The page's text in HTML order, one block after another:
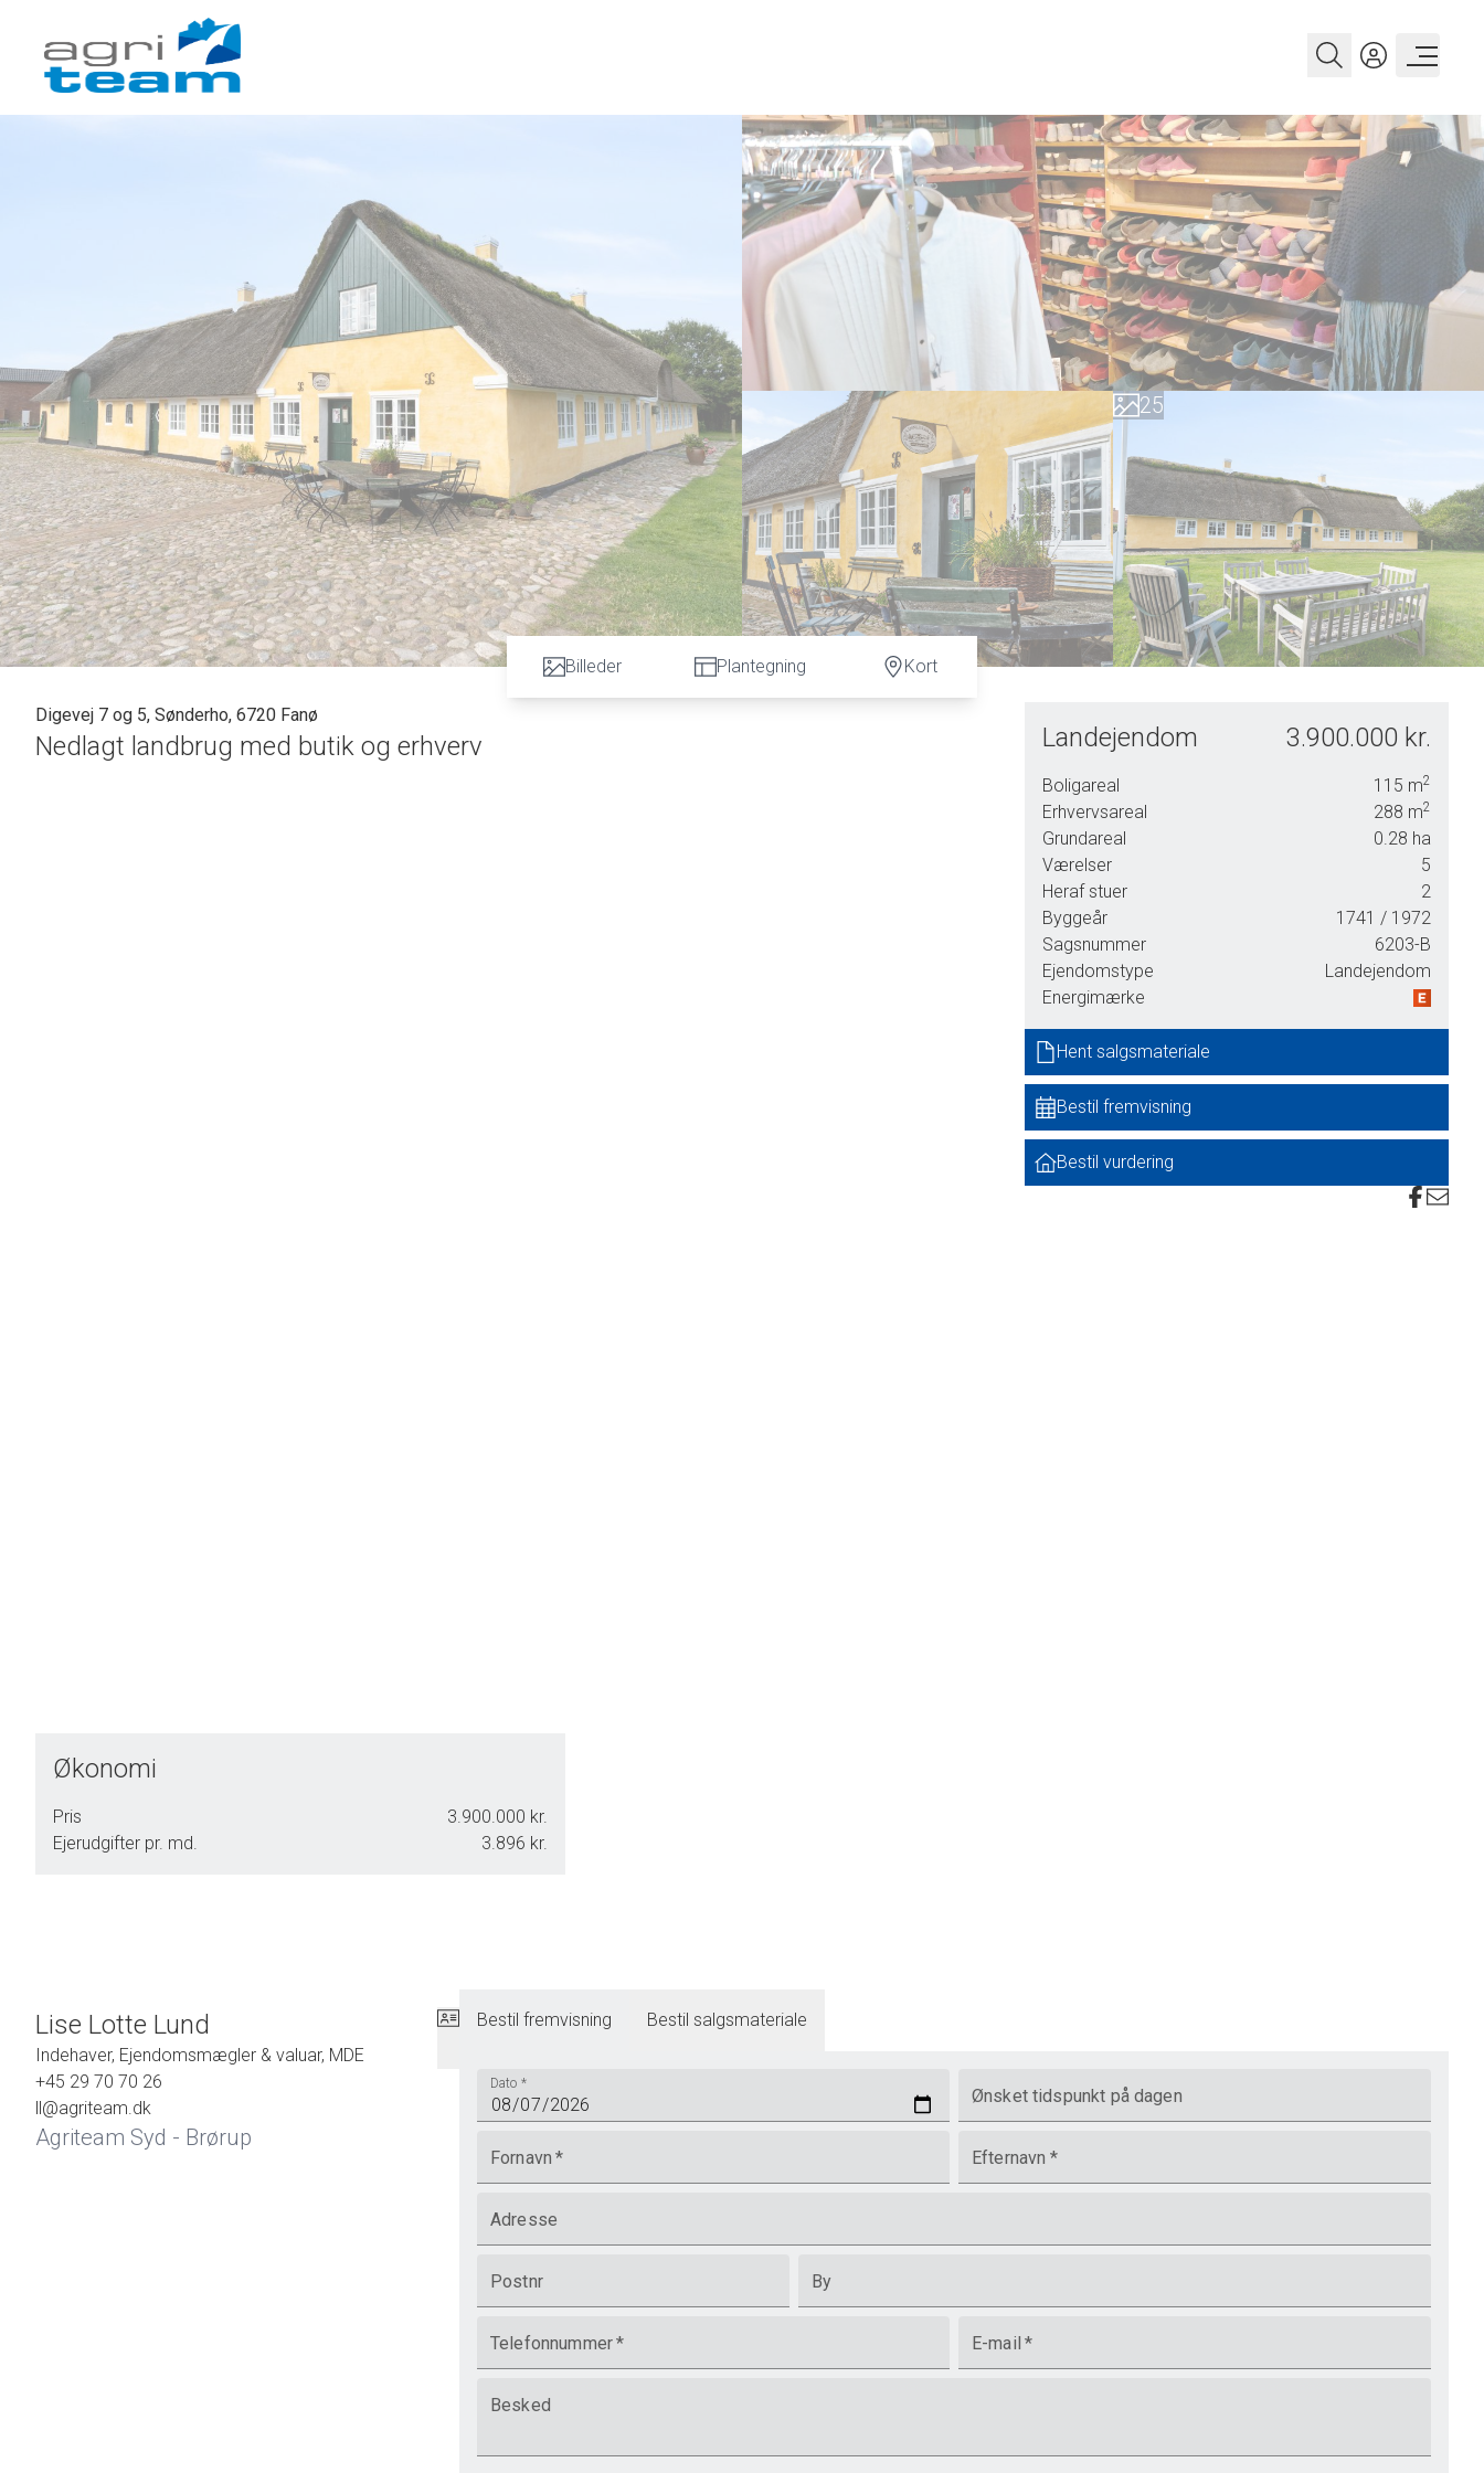
0
1
2
4
8
9
0
1
2
3
4
5
7
8
Billeder Plantegning Kort
Digevej 7 og 5, Sønderho, 6720 Fanø
Nedlagt landbrug med butik og erhverv Landejendom 3.900.000 kr.
Boligareal 115 m2
Erhvervsareal 288 m2
Grundareal 0.28 ha
Værelser
5
Heraf stuer
2
Byggeår
1741 / 1972
Sagsnummer
6203-B
Ejendomstype
Landejendom
Energimærke
Hent salgsmateriale
Bestil fremvisning
Bestil vurdering
Økonomi
Pris
3.900.000 kr.
Ejerudgifter pr. md.
3.896 kr.
Lise Lotte Lund
Indehaver, Ejendomsmægler & valuar, MDE
+45 29 70 70 26
ll@agriteam.dk
Agriteam Syd - Brørup
Bestil fremvisning Bestil salgsmateriale
Dato *
Ønsket tidspunkt på dagen
Fornavn * Efternavn *
Adresse
Postnr By
Telefonnummer* E-mail *
Besked